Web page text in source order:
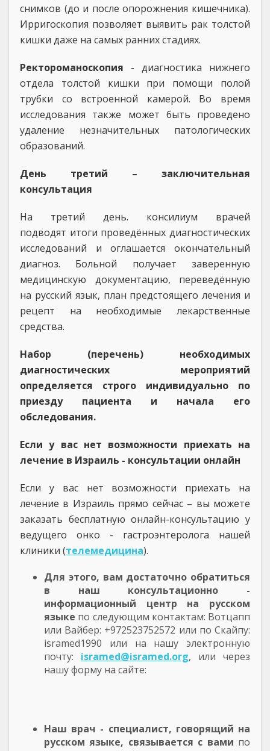
снимков (до и после опорожнения кишечника).
Ирригоскопия позволяет выявить рак толстой
кишки даже на самых ранних стадиях.
Ректороманоскопия - диагностика нижнего
отдела толстой кишки при помощи полой
трубки со встроенной камерой. Во время
исследования также может быть проведено
удаление незначительных патологических
образований.
День третий – заключительная
консультация
На третий день. консилиум врачей
подводят итоги проведённых диагностических
исследований и оглашается окончательный
диагноз. Больной получает заверенную
медицинскую документацию, переведённую
на русский язык, план предстоящего лечения и
рецепт на необходимые лекарственные
средства.
Набор (перечень) необходимых
диагностических мероприятий
определяется строго индивидуально по
приезду пациента и начала его
обследования.
Если у вас нет возможности приехать на
лечение в Израиль - консультации онлайн
Если у вас нет возможности приехать на
лечение в Израиль прямо сейчас – вы можете
заказать бесплатную онлайн-консультацию у
ведущего онко - гастроэнтеролога нашей
клиники (телемедицина).
Для этого, вам достаточно обратиться
в наш консультационно -
информационный центр на русском
языке по следующим контактам: Вотцапп
или Вайбер: +972523752572 или по Скайпу:
isramed1990 или на нашу электронную
почту: isramed@isramed.org, или через
нашу форму на сайте:
Наш врач - специалист, говорящий на
русском языке, связывается с вами по